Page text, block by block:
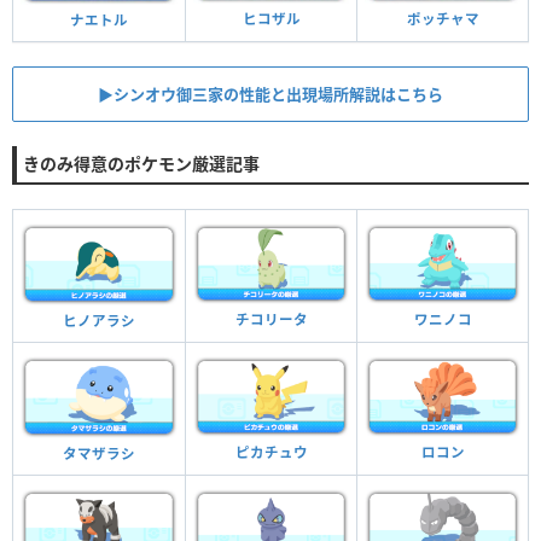
ナエトル ヒコザル ポッチャマ
▶︎シンオウ御三家の性能と出現場所解説はこちら
きのみ得意のポケモン厳選記事
ヒノアラシ チコリータ ワニノコ
タマザラシ ピカチュウ ロコン